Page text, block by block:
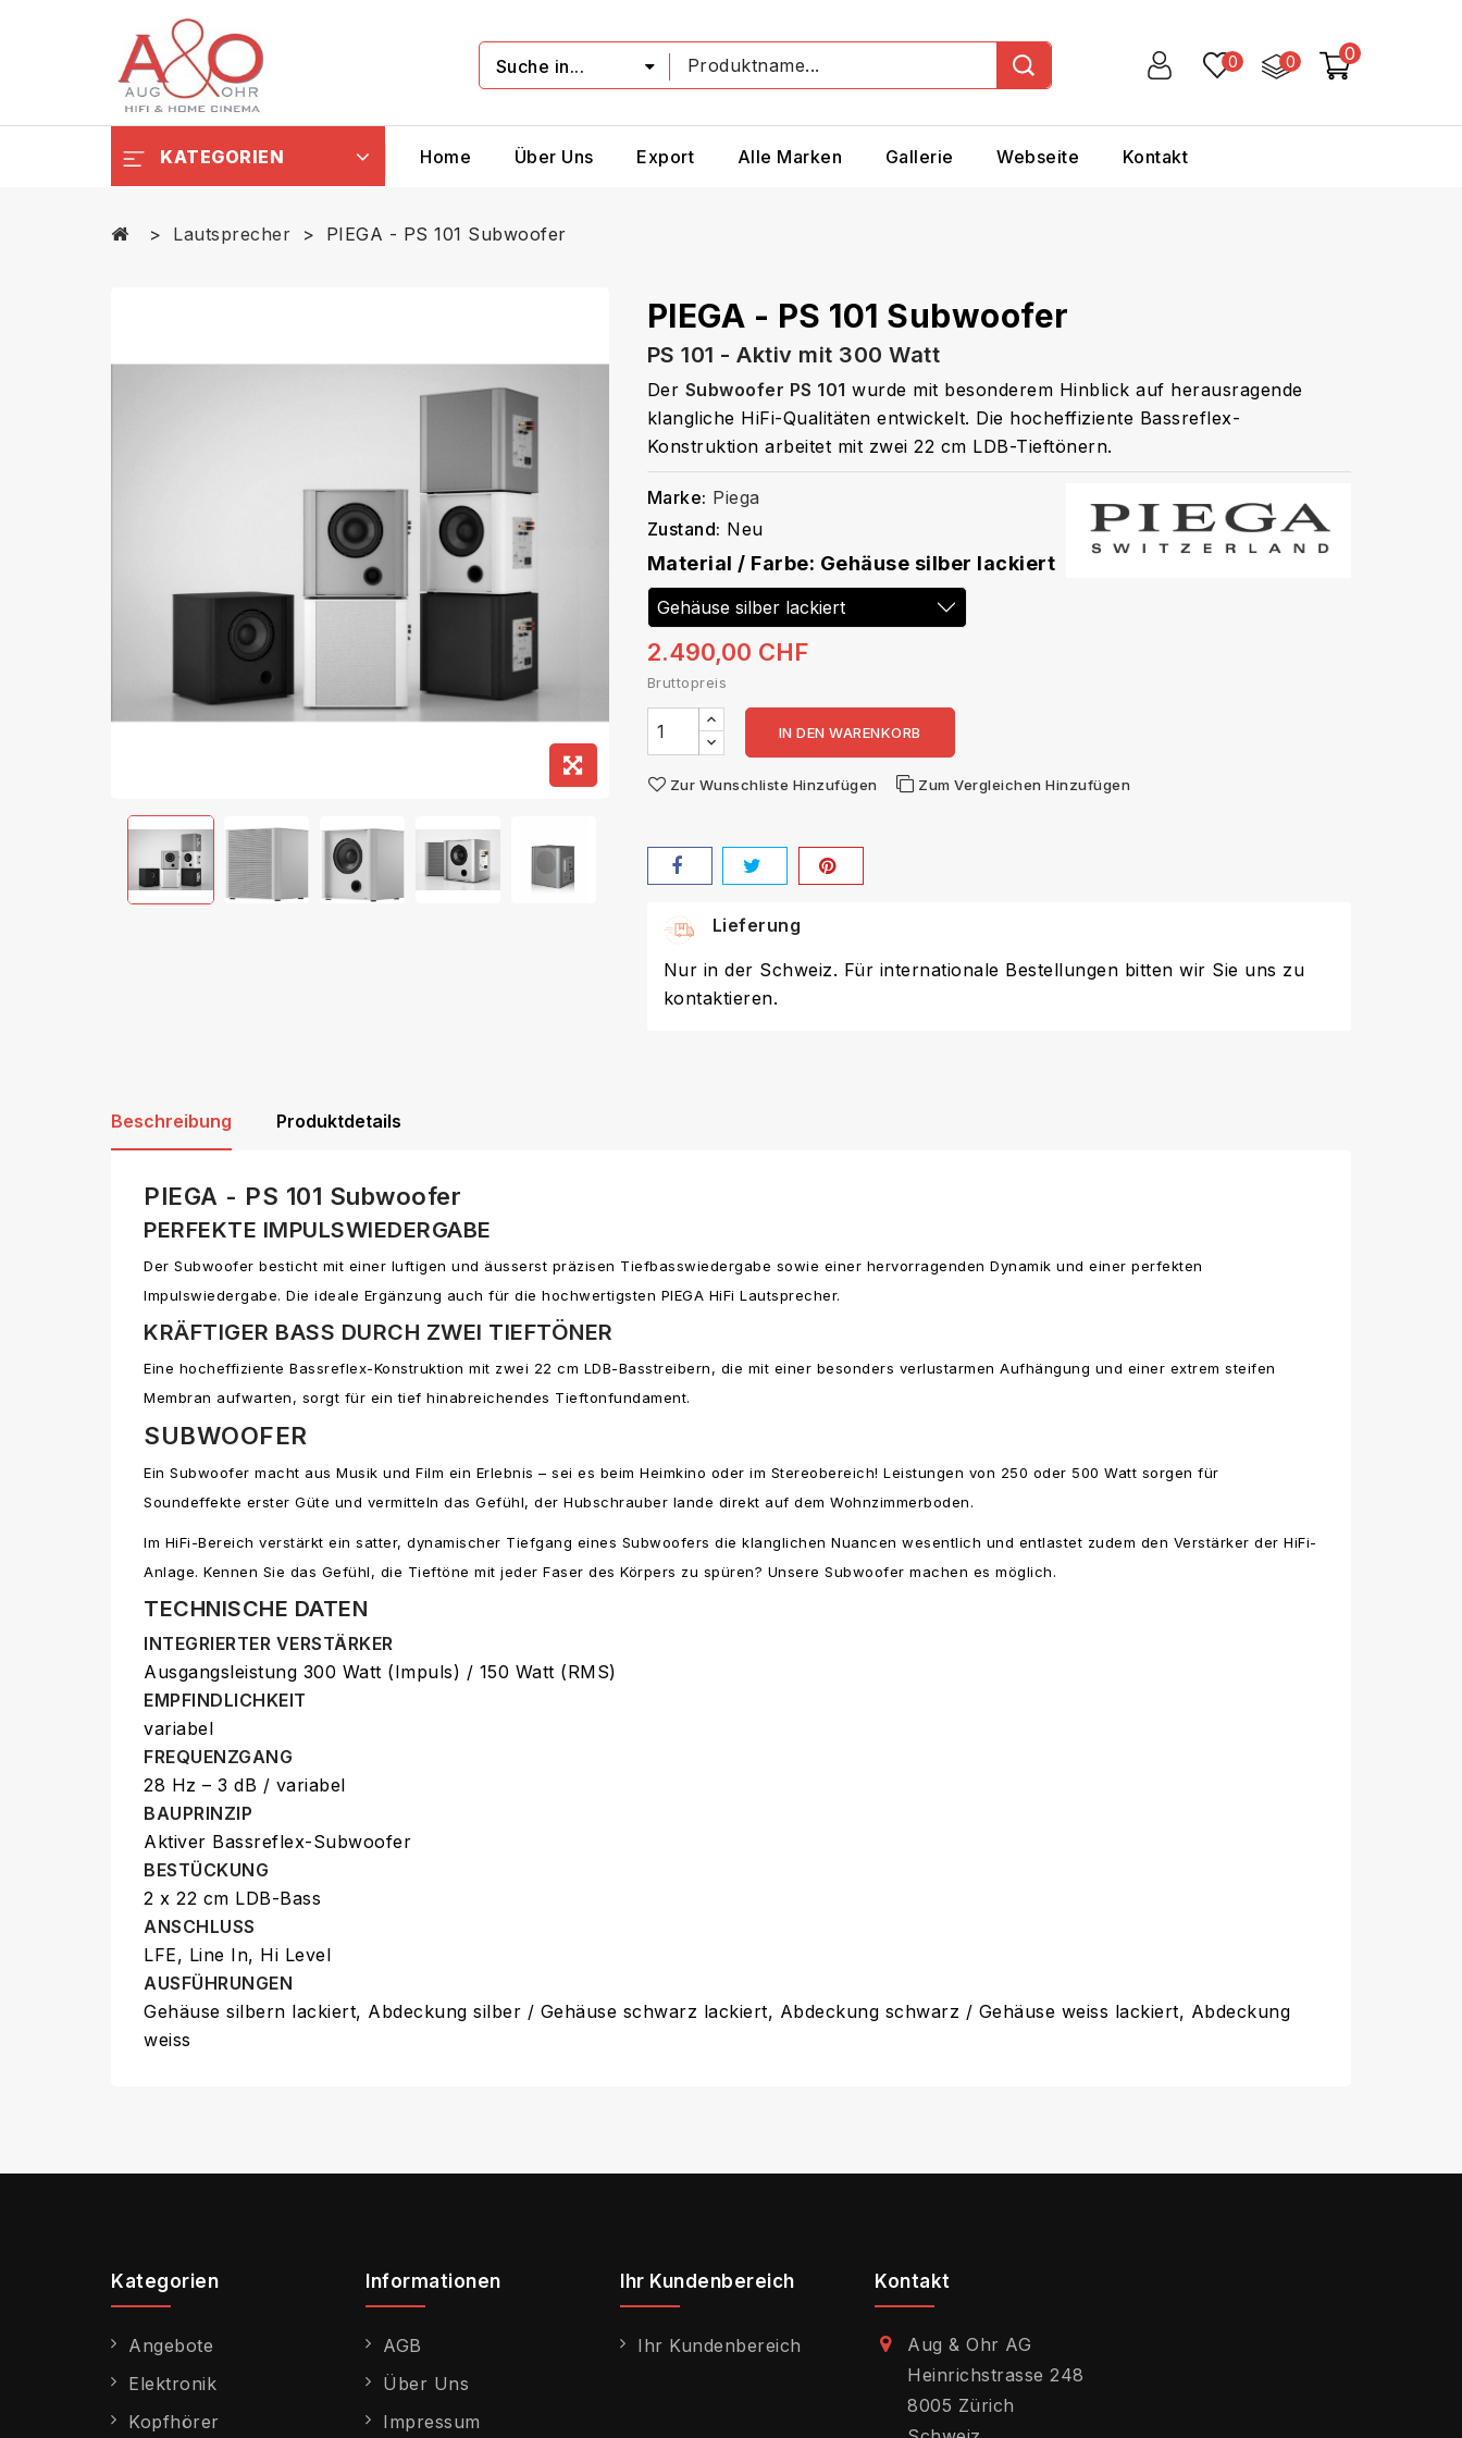
0
0
0
Suche in...
KATEGORIEN Home Über Uns Export Alle Marken Gallerie Webseite Kontakt
Lautsprecher PIEGA - PS 101 Subwoofer
PIEGA - PS 101 Subwoofer
PS 101 - Aktiv mit 300 Watt
Der Subwoofer PS 101 wurde mit besonderem Hinblick auf herausragende
klangliche HiFi-Qualitäten entwickelt. Die hocheffiziente Bassreflex-
Konstruktion arbeitet mit zwei 22 cm LDB-Tieftönern.
Marke: Piega
Zustand: Neu
Material / Farbe: Gehäuse silber lackiert
2.490,00 CHF
Bruttopreis
IN DEN WARENKORB
Zur Wunschliste Hinzufügen Zum Vergleichen Hinzufügen
Lieferung
Nur in der Schweiz. Für internationale Bestellungen bitten wir Sie uns zu
kontaktieren.
Beschreibung Produktdetails
PIEGA - PS 101 Subwoofer
PERFEKTE IMPULSWIEDERGABE
Der Subwoofer besticht mit einer luftigen und äusserst präzisen Tiefbasswiedergabe sowie einer hervorragenden Dynamik und einer perfekten
Impulswiedergabe. Die ideale Ergänzung auch für die hochwertigsten PIEGA HiFi Lautsprecher.
KRÄFTIGER BASS DURCH ZWEI TIEFTÖNER
Eine hocheffiziente Bassreflex-Konstruktion mit zwei 22 cm LDB-Basstreibern, die mit einer besonders verlustarmen Aufhängung und einer extrem steifen
Membran aufwarten, sorgt für ein tief hinabreichendes Tieftonfundament.
SUBWOOFER
Ein Subwoofer macht aus Musik und Film ein Erlebnis – sei es beim Heimkino oder im Stereobereich! Leistungen von 250 oder 500 Watt sorgen für
Soundeffekte erster Güte und vermitteln das Gefühl, der Hubschrauber lande direkt auf dem Wohnzimmerboden.
Im HiFi-Bereich verstärkt ein satter, dynamischer Tiefgang eines Subwoofers die klanglichen Nuancen wesentlich und entlastet zudem den Verstärker der HiFi-
Anlage. Kennen Sie das Gefühl, die Tieftöne mit jeder Faser des Körpers zu spüren? Unsere Subwoofer machen es möglich.
TECHNISCHE DATEN
INTEGRIERTER VERSTÄRKER
Ausgangsleistung 300 Watt (Impuls) / 150 Watt (RMS)
EMPFINDLICHKEIT
variabel
FREQUENZGANG
28 Hz – 3 dB / variabel
BAUPRINZIP
Aktiver Bassreflex-Subwoofer
BESTÜCKUNG
2 x 22 cm LDB-Bass
ANSCHLUSS
LFE, Line In, Hi Level
AUSFÜHRUNGEN
Gehäuse silbern lackiert, Abdeckung silber / Gehäuse schwarz lackiert, Abdeckung schwarz / Gehäuse weiss lackiert, Abdeckung
weiss
Kategorien
Angebote
Elektronik
Kopfhörer
Informationen
AGB
Über Uns
Impressum
Ihr Kundenbereich
Ihr Kundenbereich
Kontakt
Aug & Ohr AG
Heinrichstrasse 248
8005 Zürich